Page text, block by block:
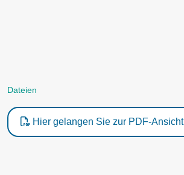
Dateien
Hier gelangen Sie zur PDF-Ansicht